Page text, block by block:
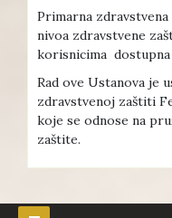
Primarna
nivoa zdravstvene
korisnicima
Rad ove Ustanova je
zdravstvenoj zaštiti
koje se odnose na
zaštite.